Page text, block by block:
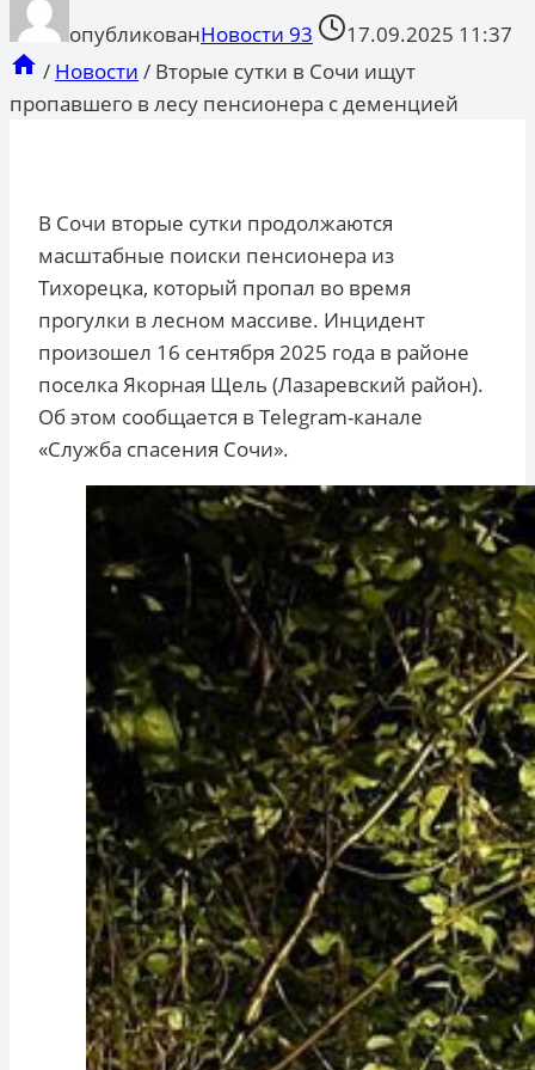
опубликованНовости 93
17.09.2025 11:37
/ Новости / Вторые сутки в Сочи ищут
пропавшего в лесу пенсионера с деменцией
В Сочи вторые сутки продолжаются
масштабные поиски пенсионера из
Тихорецка, который пропал во время
прогулки в лесном массиве. Инцидент
произошел 16 сентября 2025 года в районе
поселка Якорная Щель (Лазаревский район).
Об этом сообщается в Telegram-канале
«Служба спасения Сочи».